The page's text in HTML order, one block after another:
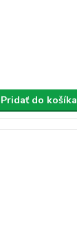
Pridať do košíka